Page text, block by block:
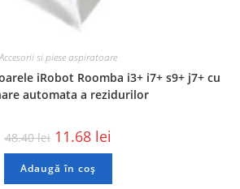
si piese aspiratoare
iRobot Roomba i3+ i7+ s9+ j7+ cu
automata a rezidurilor
48.40lei 11.68 lei
Adaugă în coș